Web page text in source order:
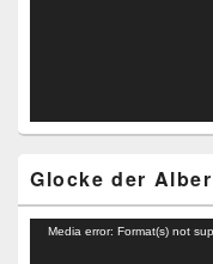
Glocke der
Video-
Media error: Format(s) not